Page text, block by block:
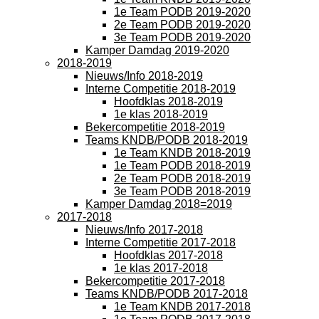
1e Team PODB 2019-2020
2e Team PODB 2019-2020
3e Team PODB 2019-2020
Kamper Damdag 2019-2020
2018-2019
Nieuws/Info 2018-2019
Interne Competitie 2018-2019
Hoofdklas 2018-2019
1e klas 2018-2019
Bekercompetitie 2018-2019
Teams KNDB/PODB 2018-2019
1e Team KNDB 2018-2019
1e Team PODB 2018-2019
2e Team PODB 2018-2019
3e Team PODB 2018-2019
Kamper Damdag 2018=2019
2017-2018
Nieuws/Info 2017-2018
Interne Competitie 2017-2018
Hoofdklas 2017-2018
1e klas 2017-2018
Bekercompetitie 2017-2018
Teams KNDB/PODB 2017-2018
1e Team KNDB 2017-2018